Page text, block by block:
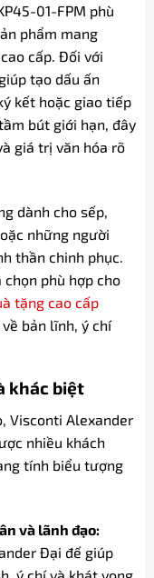
01-FPM phù
phẩm mang
cấp. Đối với
tạo dấu ấn
kết hoặc giao tiếp
bút giới hạn, đây
giá trị văn hóa rõ
dành cho sếp,
những người
thần chinh phục.
phù hợp cho
tặng cao cấp
bản lĩnh, ý chí
khác biệt
Visconti Alexander
nhiều khách
tính biểu tượng
và lãnh đạo:
Đại đế giúp